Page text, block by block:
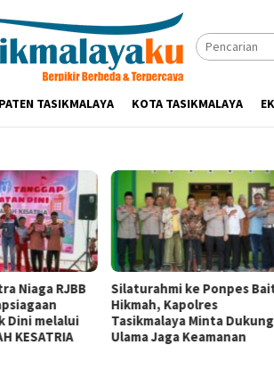
TASIKMALAYA KOTA TASIKMALAYA
Niaga RJBB
Dini melalui
KESATRIA
Silaturahmi ke Ponpes
Hikmah, Kapolres
Tasikmalaya Minta
Ulama Jaga Keamanan